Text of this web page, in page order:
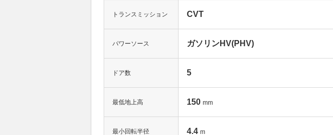
トランスミッション CVT
パワーソース ガソリンHV(PHV)
ドア数 5
最低地上高 150 mm
最小回転半径 4.4 m